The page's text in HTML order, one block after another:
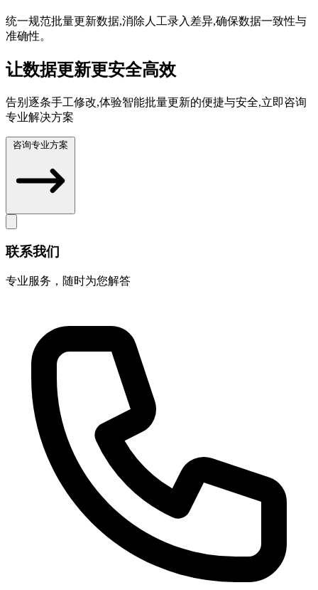
统一规范批量更新数据,消除人工录入差异,确保数据一致性与
准确性。
让数据更新更安全高效
告别逐条手工修改,体验智能批量更新的便捷与安全,立即咨询
专业解决方案
咨询专业方案
联系我们
专业服务，随时为您解答